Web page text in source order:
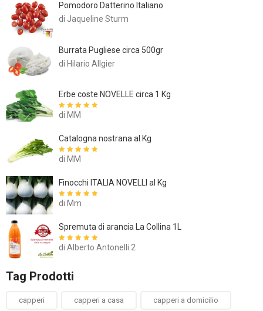
Pomodoro Datterino Italiano
di Jaqueline Sturm
Burrata Pugliese circa 500gr
di Hilario Allgier
Erbe coste NOVELLE circa 1 Kg
Valutato
di MM
Catalogna nostrana al Kg
Valutato
di MM
Finocchi ITALIA NOVELLI al Kg
Valutato
di Mm
Spremuta di arancia La Collina 1L
Valutato5su
di Alberto Antonelli 2
Tag Prodotti
capperi capperi a casa capperi a domicilio